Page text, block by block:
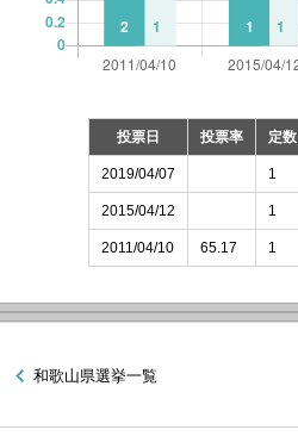
投票日 投票率 定数
2019/04/07 1
2015/04/12 1
2011/04/10 65.17 1
和歌山県選挙一覧